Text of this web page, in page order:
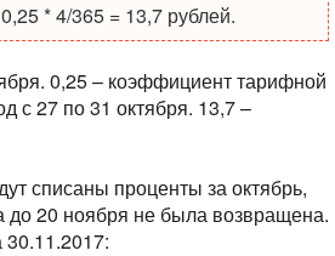
* 4/365 = 13,7 рублей.
0,25 – коэффициент тарифной
с 27 по 31 октября. 13,7 –
списаны проценты за октябрь,
до 20 ноября не была возвращена.